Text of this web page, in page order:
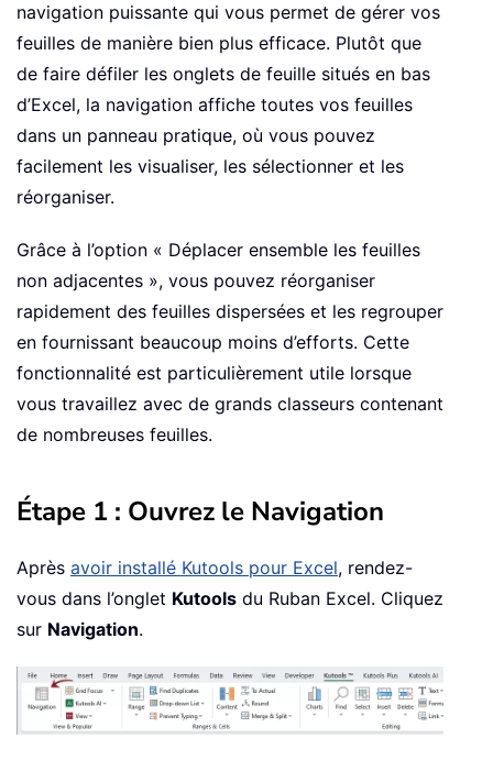
navigation puissante qui vous permet de gérer vos
feuilles de manière bien plus efficace. Plutôt que
de faire défiler les onglets de feuille situés en bas
d’Excel, la navigation affiche toutes vos feuilles
dans un panneau pratique, où vous pouvez
facilement les visualiser, les sélectionner et les
réorganiser.
Grâce à l’option « Déplacer ensemble les feuilles
non adjacentes », vous pouvez réorganiser
rapidement des feuilles dispersées et les regrouper
en fournissant beaucoup moins d’efforts. Cette
fonctionnalité est particulièrement utile lorsque
vous travaillez avec de grands classeurs contenant
de nombreuses feuilles.
Étape 1 : Ouvrez le Navigation
Après avoir installé Kutools pour Excel, rendez-
vous dans l’onglet Kutools du Ruban Excel. Cliquez
sur Navigation.